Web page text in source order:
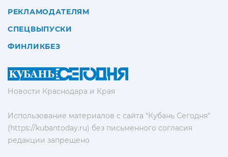
Новости Краснодара и Края
Использование материалов с сайта "Кубань Сегодня"
(https://kubantoday.ru) без письменного согласия
редакции запрещено
РЕКЛАМОДАТЕЛЯМ
СПЕЦВЫПУСКИ
ФИНЛИКБЕЗ